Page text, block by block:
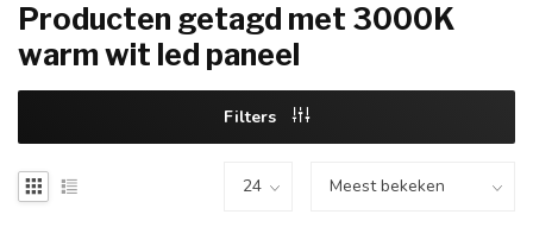
Producten getagd met 3000K
warm wit led paneel
Filters